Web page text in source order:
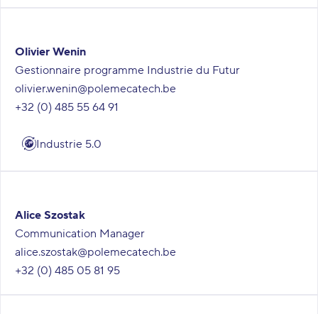
Olivier Wenin
Gestionnaire programme Industrie du Futur
olivier.wenin@polemecatech.be
+32 (0) 485 55 64 91
Industrie 5.0
Alice Szostak
Communication Manager
alice.szostak@polemecatech.be
+32 (0) 485 05 81 95